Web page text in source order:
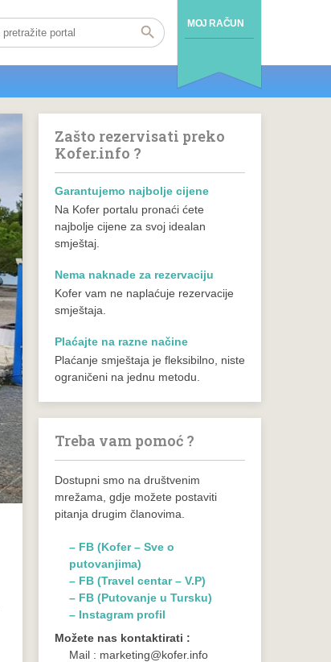
MOJ RAČUN
Zašto rezervisati preko
Kofer.info ?
Garantujemo najbolje cijene
Na Kofer portalu pronaći ćete
najbolje cijene za svoj idealan
smještaj.
Nema naknade za rezervaciju
Kofer vam ne naplaćuje rezervacije
smještaja.
Plaćajte na razne načine
Plaćanje smještaja je fleksibilno, niste
ograničeni na jednu metodu.
Treba vam pomoć ?
Dostupni smo na društvenim
mrežama, gdje možete postaviti
pitanja drugim članovima.
– FB (Kofer – Sve o
putovanjima)
– FB (Travel centar – V.P)
– FB (Putovanje u Tursku)
– Instagram profil
Možete nas kontaktirati :
Mail : marketing@kofer.info